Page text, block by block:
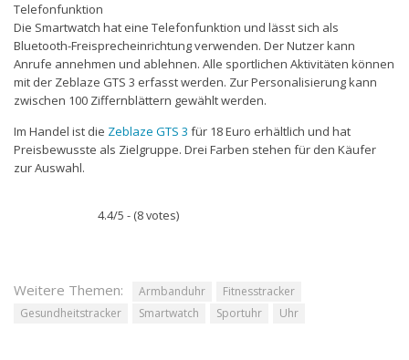
Telefonfunktion
Die Smartwatch hat eine Telefonfunktion und lässt sich als
Bluetooth-Freisprecheinrichtung verwenden. Der Nutzer kann
Anrufe annehmen und ablehnen. Alle sportlichen Aktivitäten können
mit der Zeblaze GTS 3 erfasst werden. Zur Personalisierung kann
zwischen 100 Ziffernblättern gewählt werden.
Im Handel ist die Zeblaze GTS 3 für 18 Euro erhältlich und hat
Preisbewusste als Zielgruppe. Drei Farben stehen für den Käufer
zur Auswahl.
4.4/5 - (8 votes)
Weitere Themen: Armbanduhr
Fitnesstracker
Gesundheitstracker
Smartwatch Sportuhr Uhr